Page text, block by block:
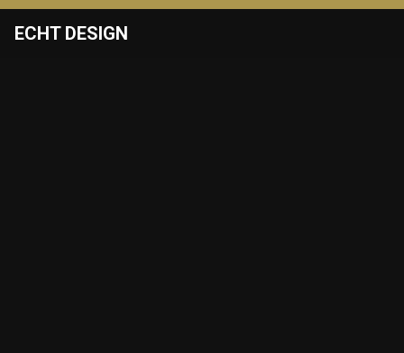
ECHT DESIGN